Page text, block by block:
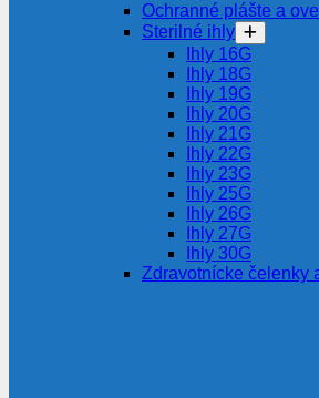
Ochranné plášte a
Sterilné ihly
Ihly 16G
Ihly 18G
Ihly 19G
Ihly 20G
Ihly 21G
Ihly 22G
Ihly 23G
Ihly 25G
Ihly 26G
Ihly 27G
Ihly 30G
Zdravotnícke čelenky